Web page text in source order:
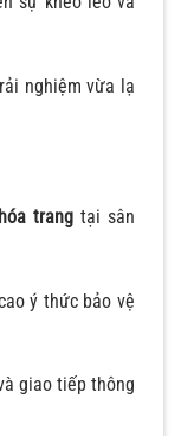
nghiệm vừa lạ
trangtại sân
ý thức bảo vệ
giao tiếp thông